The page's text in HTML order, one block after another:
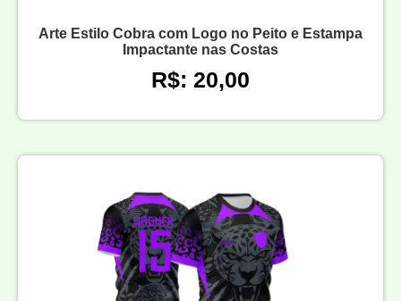
Arte Estilo Cobra com Logo no Peito e Estampa
Impactante nas Costas
R$: 20,00